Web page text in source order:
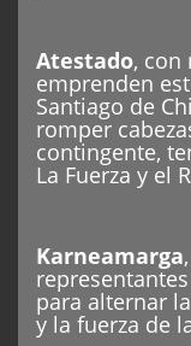
Atestado, con
emprenden
Santiago de
romper
contingente,
La Fuerza y el
Karneamarga
para alternar
y la fuerza de